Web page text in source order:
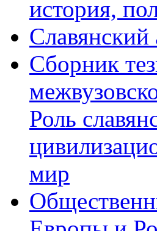
история,
Сборник
Роль
мир